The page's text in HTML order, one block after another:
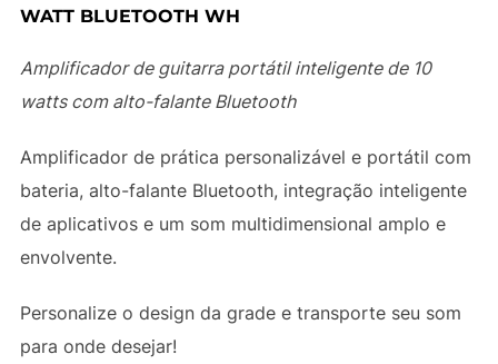
WATT BLUETOOTH WH
Amplificador de guitarra portátil inteligente de 10
watts com alto-falante Bluetooth
Amplificador de prática personalizável e portátil com
bateria, alto-falante Bluetooth, integração inteligente
de aplicativos e um som multidimensional amplo e
envolvente.
Personalize o design da grade e transporte seu som
para onde desejar!